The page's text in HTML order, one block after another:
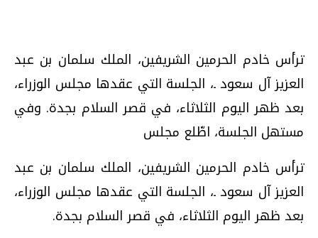
ترأس خادم الحرمين الشريفين، الملك سلمان بن عبد
العزيز آل سعود ـ، الجلسة التي عقدها مجلس الوزراء،
بعد ظهر اليوم الثلاثاء، في قصر السلام بجدة. وفي
مستهل الجلسة، اطّلع مجلس
ترأس خادم الحرمين الشريفين، الملك سلمان بن عبد
العزيز آل سعود ـ، الجلسة التي عقدها مجلس الوزراء،
بعد ظهر اليوم الثلاثاء، في قصر السلام بجدة.